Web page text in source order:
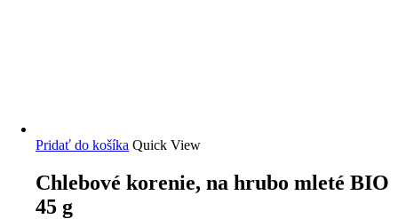
Pridať do košíka Quick View
Chlebové korenie, na hrubo mleté BIO
45 g